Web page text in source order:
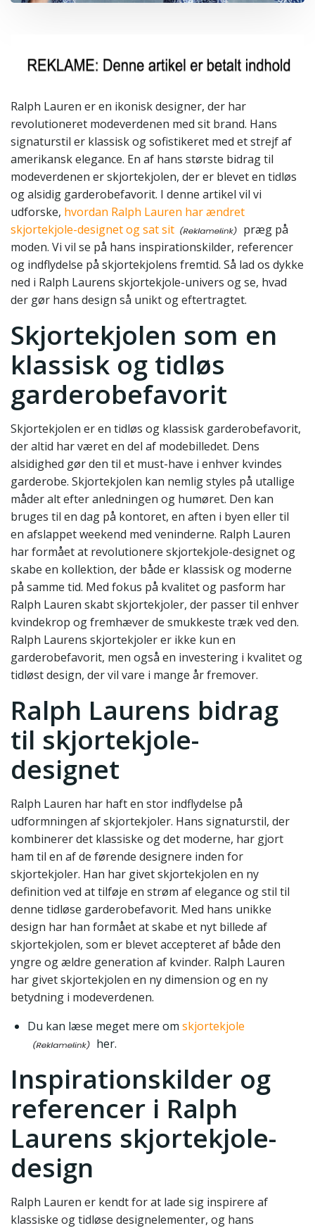
Ralph Lauren er en ikonisk designer, der har
revolutioneret modeverdenen med sit brand. Hans
signaturstil er klassisk og sofistikeret med et strejf af
amerikansk elegance. En af hans største bidrag til
modeverdenen er skjortekjolen, der er blevet en tidløs
og alsidig garderobefavorit. I denne artikel vil vi
udforske, hvordan Ralph Lauren har ændret
skjortekjole-designet og sat sit
præg på
moden. Vi vil se på hans inspirationskilder, referencer
og indflydelse på skjortekjolens fremtid. Så lad os dykke
ned i Ralph Laurens skjortekjole-univers og se, hvad
der gør hans design så unikt og eftertragtet.
Skjortekjolen som en
klassisk og tidløs
garderobefavorit
Skjortekjolen er en tidløs og klassisk garderobefavorit,
der altid har været en del af modebilledet. Dens
alsidighed gør den til et must-have i enhver kvindes
garderobe. Skjortekjolen kan nemlig styles på utallige
måder alt efter anledningen og humøret. Den kan
bruges til en dag på kontoret, en aften i byen eller til
en afslappet weekend med veninderne. Ralph Lauren
har formået at revolutionere skjortekjole-designet og
skabe en kollektion, der både er klassisk og moderne
på samme tid. Med fokus på kvalitet og pasform har
Ralph Lauren skabt skjortekjoler, der passer til enhver
kvindekrop og fremhæver de smukkeste træk ved den.
Ralph Laurens skjortekjoler er ikke kun en
garderobefavorit, men også en investering i kvalitet og
tidløst design, der vil vare i mange år fremover.
Ralph Laurens bidrag
til skjortekjole-
designet
Ralph Lauren har haft en stor indflydelse på
udformningen af skjortekjoler. Hans signaturstil, der
kombinerer det klassiske og det moderne, har gjort
ham til en af ​​de førende designere inden for
skjortekjoler. Han har givet skjortekjolen en ny
definition ved at tilføje en strøm af elegance og stil til
denne tidløse garderobefavorit. Med hans unikke
design har han formået at skabe et nyt billede af
skjortekjolen, som er blevet accepteret af både den
yngre og ældre generation af kvinder. Ralph Lauren
har givet skjortekjolen en ny dimension og en ny
betydning i modeverdenen.
Du kan læse meget mere om skjortekjole
her.
Inspirationskilder og
referencer i Ralph
Laurens skjortekjole-
design
Ralph Lauren er kendt for at lade sig inspirere af
klassiske og tidløse designelementer, og hans